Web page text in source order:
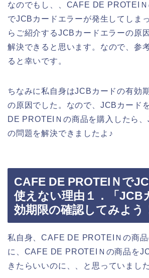
なのでもし、、CAFE DE PROTEI
でJCBカードエラーが発生してしま
らご紹介するJCBカードエラーの原
解決できると思います。なので、参
ると幸いです。
ちなみに私自身はJCBカードの有効
の原因でした。なので、JCBカード
DE PROTEIＮの商品を購入したら
の問題を解決できましたよ♪
CAFE DE PROTEIＮで
使えない理由１．「JCB
効期限の確認してみよう
私自身、CAFE DE PROTEIＮの商
に、CAFE DE PROTEIＮの商品を
きたらいいのに、、と思っていました